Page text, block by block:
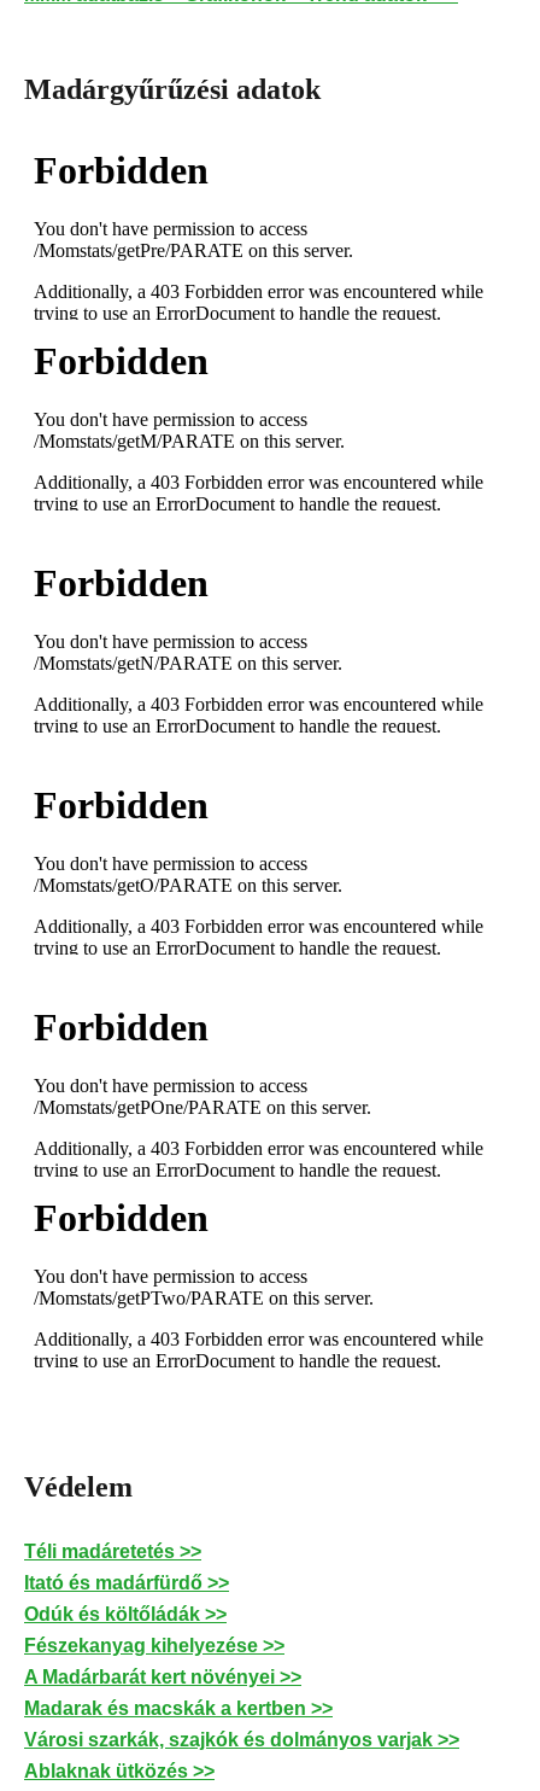
Madárgyűrűzési adatok
Védelem
Téli madáretetés >>
Itató és madárfürdő >>
Odúk és költőládák >>
Fészekanyag kihelyezése >>
A Madárbarát kert növényei >>
Madarak és macskák a kertben >>
Városi szarkák, szajkók és dolmányos varjak >>
Ablaknak ütközés >>